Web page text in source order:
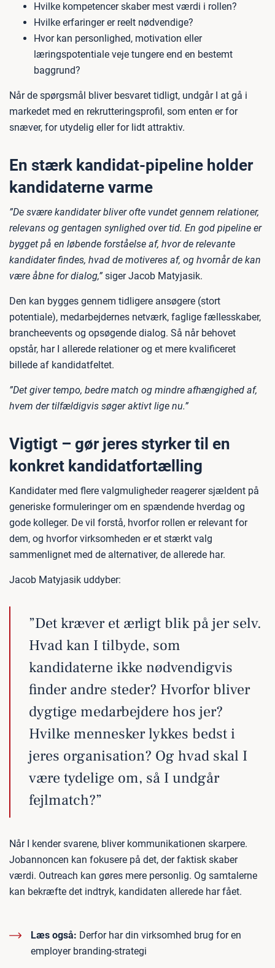
Hvilke kompetencer skaber mest værdi i rollen?
Hvilke erfaringer er reelt nødvendige?
Hvor kan personlighed, motivation eller
læringspotentiale veje tungere end en bestemt
baggrund?
Når de spørgsmål bliver besvaret tidligt, undgår I at gå i
markedet med en rekrutteringsprofil, som enten er for
snæver, for utydelig eller for lidt attraktiv.
En stærk kandidat-pipeline holder
kandidaterne varme
”De svære kandidater bliver ofte vundet gennem relationer,
relevans og gentagen synlighed over tid. En god pipeline er
bygget på en løbende forståelse af, hvor de relevante
kandidater findes, hvad de motiveres af, og hvornår de kan
være åbne for dialog,” siger Jacob Matyjasik.
Den kan bygges gennem tidligere ansøgere (stort
potentiale), medarbejdernes netværk, faglige fællesskaber,
brancheevents og opsøgende dialog. Så når behovet
opstår, har I allerede relationer og et mere kvalificeret
billede af kandidatfeltet.
”Det giver tempo, bedre match og mindre afhængighed af,
hvem der tilfældigvis søger aktivt lige nu.”
Vigtigt – gør jeres styrker til en
konkret kandidatfortælling
Kandidater med flere valgmuligheder reagerer sjældent på
generiske formuleringer om en spændende hverdag og
gode kolleger. De vil forstå, hvorfor rollen er relevant for
dem, og hvorfor virksomheden er et stærkt valg
sammenlignet med de alternativer, de allerede har.
Jacob Matyjasik uddyber:
”Det kræver et ærligt blik på jer selv.
Hvad kan I tilbyde, som
kandidaterne ikke nødvendigvis
finder andre steder? Hvorfor bliver
dygtige medarbejdere hos jer?
Hvilke mennesker lykkes bedst i
jeres organisation? Og hvad skal I
være tydelige om, så I undgår
fejlmatch?”
Når I kender svarene, bliver kommunikationen skarpere.
Jobannoncen kan fokusere på det, der faktisk skaber
værdi. Outreach kan gøres mere personlig. Og samtalerne
kan bekræfte det indtryk, kandidaten allerede har fået.
Læs også: Derfor har din virksomhed brug for en
employer branding-strategi